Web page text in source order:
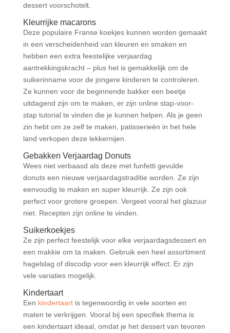
dessert voorschotelt.
Kleurrijke macarons
Deze populaire Franse koekjes kunnen worden gemaakt
in een verscheidenheid van kleuren en smaken en
hebben een extra feestelijke verjaardag
aantrekkingskracht – plus het is gemakkelijk om de
suikerinname voor de jongere kinderen te controleren.
Ze kunnen voor de beginnende bakker een beetje
uitdagend zijn om te maken, er zijn online stap-voor-
stap tutorial te vinden die je kunnen helpen. Als je geen
zin hebt om ze zelf te maken, patisserieën in het hele
land verkopen deze lekkernijen.
Gebakken Verjaardag Donuts
Wees niet verbaasd als deze met funfetti gevulde
donuts een nieuwe verjaardagstraditie worden. Ze zijn
eenvoudig te maken en super kleurrijk. Ze zijn ook
perfect voor grotere groepen. Vergeet vooral het glazuur
niet. Recepten zijn online te vinden.
Suikerkoekjes
Ze zijn perfect feestelijk voor elke verjaardagsdessert en
een makkie om ta maken. Gebruik een heel assortiment
hagelslag of discodip voor een kleurrijk effect. Er zijn
vele variaties mogelijk.
Kindertaart
Een kindertaartis tegenwoordig in vele soorten en
maten te verkrijgen. Vooral bij een specifiek thema is
een kindertaart ideaal, omdat je het dessert van tevoren